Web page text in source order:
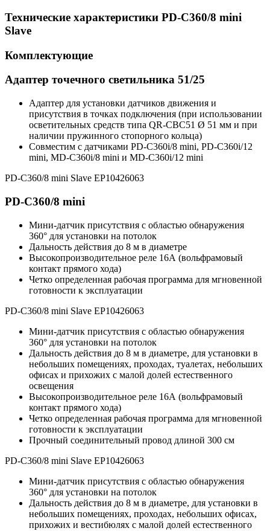
Технические характеристики PD-C360/8 mini
Slave
Комплектующие
Адаптер точечного светильника 51/25
Адаптер для установки датчиков движения и
присутствия в точках подключения (при использовании
осветительных средств типа QR-CBC51 Ø 51 мм и при
наличии пружинного стопорного кольца)
Совместим с датчиками PD-C360i/8 mini, PD-C360i/12
mini, MD-C360i/8 mini и MD-C360i/12 mini
PD-C360/8 mini Slave EP10426063
PD-C360/8 mini
Мини-датчик присутствия с областью обнаружения
360° для установки на потолок
Дальность действия до 8 м в диаметре
Высокопроизводительное реле 16А (вольфрамовый
контакт прямого хода)
Четко определенная рабочая программа для мгновенной
готовности к эксплуатации
PD-C360/8 mini Slave EP10426063
Мини-датчик присутствия с областью обнаружения
360° для установки на потолок
Дальность действия до 8 м в диаметре, для установки в
небольших помещениях, проходах, туалетах, небольших
офисах и прихожих с малой долей естественного
освещения
Высокопроизводительное реле 16А (вольфрамовый
контакт прямого хода)
Четко определенная рабочая программа для мгновенной
готовности к эксплуатации
Прочный соединительный провод длиной 300 см
PD-C360/8 mini Slave EP10426063
Мини-датчик присутствия с областью обнаружения
360° для установки на потолок
Дальность действия до 8 м в диаметре, для установки в
небольших помещениях, проходах, небольших офисах,
прихожих и вестибюлях с малой долей естественного